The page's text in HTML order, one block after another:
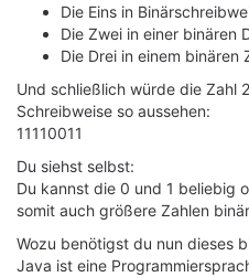
Die Eins in
Die Zwei in einer binären
Die Drei in einem binären
Und schließlich würde die Zahl
Schreibweise so aussehen:
11110011
Du siehst selbst:
Du kannst die 0 und 1 beliebig
somit auch größere Zahlen
Wozu benötigst du nun dieses
Java ist eine